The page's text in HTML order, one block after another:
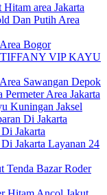
area Jakarta
Dan Putih Area
Bogor
VIP KAYU
Sawangan Depok
Area Jakarta
Kuningan Jaksel
Di Jakarta
Jakarta
Jakarta Layanan 24
Tenda Bazar Roder